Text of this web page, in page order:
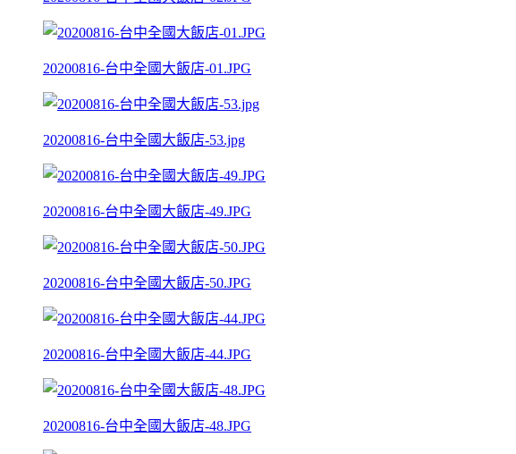
20200816-台中全國大飯店-01.JPG
20200816-台中全國大飯店-53.jpg
20200816-台中全國大飯店-49.JPG
20200816-台中全國大飯店-50.JPG
20200816-台中全國大飯店-44.JPG
20200816-台中全國大飯店-48.JPG